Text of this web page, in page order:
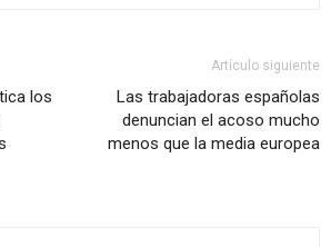
los
Artículo siguiente
Las trabajadoras españolas
denuncian el acoso mucho
menos que la media europea